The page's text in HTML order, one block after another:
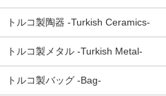
トルコ製陶器 -Turkish Ceramics-
トルコ製メタル -Turkish Metal-
トルコ製バッグ -Bag-